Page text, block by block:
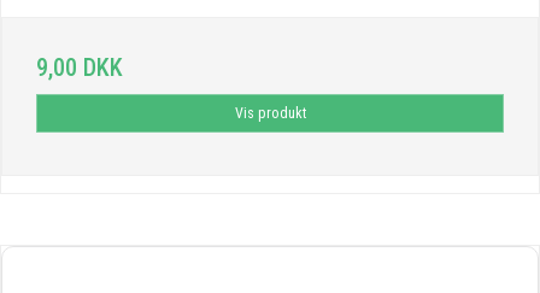
9,00 DKK
Vis produkt